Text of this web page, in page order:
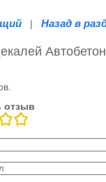
| Назад в
отзыв